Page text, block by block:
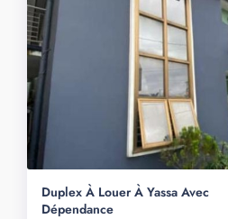
Duplex À Louer À Yassa Avec
Dépendance